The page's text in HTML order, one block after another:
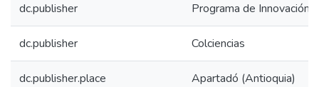
dc.publisher Programa de Innovación
dc.publisher Colciencias
dc.publisher.place Apartadó (Antioquia)